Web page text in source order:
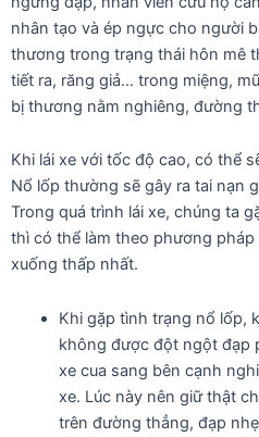
nhân tạo và ép ngực cho người
thương trong trạng thái hôn mê
tiết ra, răng giả… trong miệng,
bị thương nằm nghiêng, đường
Khi lái xe với tốc độ cao, có thể
Nổ lốp thường sẽ gây ra tai nạn
Trong quá trình lái xe, chúng ta
thì có thể làm theo phương
xuống thấp nhất.
Khi gặp tình trạng nổ lốp,
không được đột ngột đạp
xe cua sang bên cạnh
xe. Lúc này nên giữ thật
trên đường thẳng, đạp